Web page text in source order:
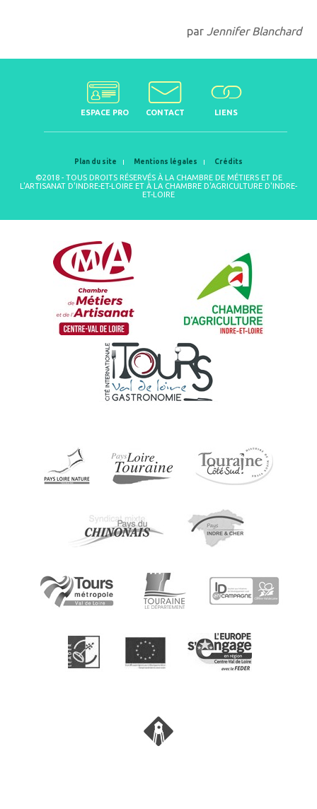
par Jennifer Blanchard
ESPACE PRO CONTACT LIENS
Plan du site Mentions légales Crédits
©2018 - TOUS DROITS RÉSERVÉS À LA CHAMBRE DE MÉTIERS ET DE
L'ARTISANAT D'INDRE-ET-LOIRE ET À LA CHAMBRE D'AGRICULTURE D'INDRE-
ET-LOIRE